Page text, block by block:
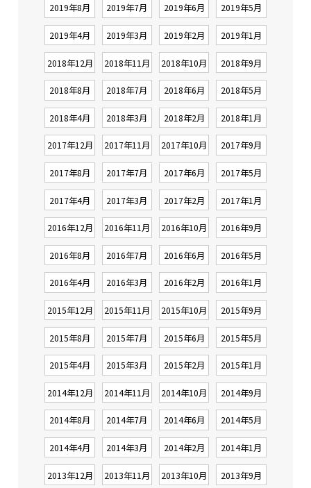
2019年8月 2019年7月 2019年6月 2019年5月
2019年4月 2019年3月 2019年2月 2019年1月
2018年12月 2018年11月 2018年10月 2018年9月
2018年8月 2018年7月 2018年6月 2018年5月
2018年4月 2018年3月 2018年2月 2018年1月
2017年12月 2017年11月 2017年10月 2017年9月
2017年8月 2017年7月 2017年6月 2017年5月
2017年4月 2017年3月 2017年2月 2017年1月
2016年12月 2016年11月 2016年10月 2016年9月
2016年8月 2016年7月 2016年6月 2016年5月
2016年4月 2016年3月 2016年2月 2016年1月
2015年12月 2015年11月 2015年10月 2015年9月
2015年8月 2015年7月 2015年6月 2015年5月
2015年4月 2015年3月 2015年2月 2015年1月
2014年12月 2014年11月 2014年10月 2014年9月
2014年8月 2014年7月 2014年6月 2014年5月
2014年4月 2014年3月 2014年2月 2014年1月
2013年12月 2013年11月 2013年10月 2013年9月